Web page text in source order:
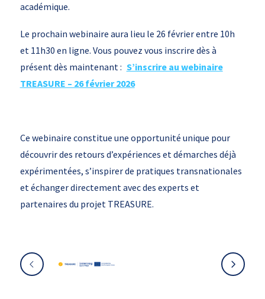
académique.
Le prochain webinaire aura lieu le 26 février entre 10h
et 11h30 en ligne. Vous pouvez vous inscrire dès à
présent dès maintenant : S’inscrire au webinaire
TREASURE – 26 février 2026
Ce webinaire constitue une opportunité unique pour
découvrir des retours d’expériences et démarches déjà
expérimentées, s’inspirer de pratiques transnationales
et échanger directement avec des experts et
partenaires du projet TREASURE.